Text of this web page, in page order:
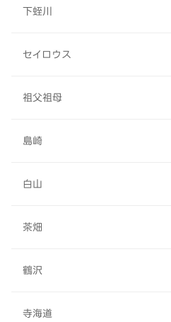
下蛭川
セイロウス
祖父祖母
島崎
白山
茶畑
鶴沢
寺海道